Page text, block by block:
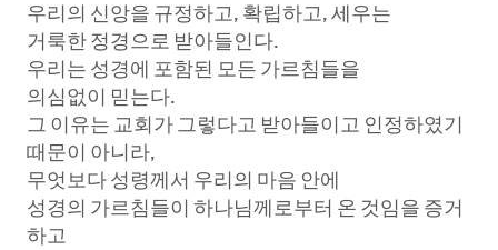
우리의 신앙을 규정하고, 확립하고, 세우는
거룩한 정경으로 받아들인다.
우리는 성경에 포함된 모든 가르침들을
의심없이 믿는다.
그 이유는 교회가 그렇다고 받아들이고 인정하였기
때문이 아니라,
무엇보다 성령께서 우리의 마음 안에
성경의 가르침들이 하나님께로부터 온 것임을 증거
하고